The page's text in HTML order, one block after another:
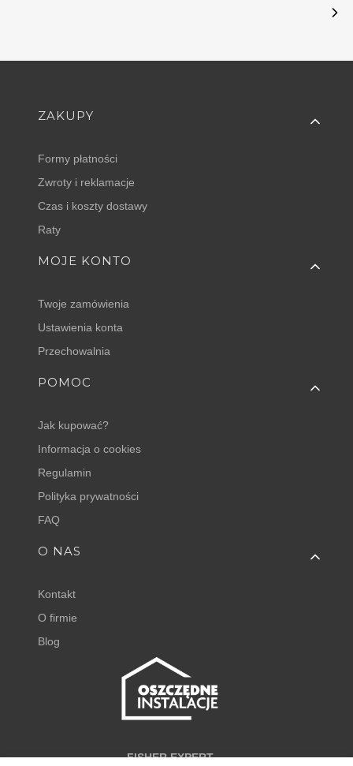
Linki w stopce
ZAKUPY
Formy płatności
Zwroty i reklamacje
Czas i koszty dostawy
Raty
MOJE KONTO
Twoje zamówienia
Ustawienia konta
Przechowalnia
POMOC
Jak kupować?
Informacja o cookies
Regulamin
Polityka prywatności
FAQ
O NAS
Kontakt
O firmie
Blog
FISHER EXPERT